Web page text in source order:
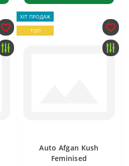
ХІТ ПРОДАЖ
ТОП
Auto Afgan Kush
Feminised